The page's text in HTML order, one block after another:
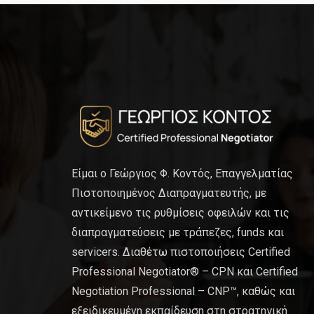
Είμαι ο Γεώργιος Φ. Κοντός, Επαγγελματίας
Πιστοποιημένος Διαπραγματευτής, με
αντικείμενο τις ρυθμίσεις οφειλών και τις
διαπραγματεύσεις με τράπεζες, funds και
servicers. Διαθέτω πιστοποιήσεις Certified
Professional Negotiator® – CPN και Certified
Negotiation Professional – CNP™, καθώς και
εξειδικευμένη εκπαίδευση στη στρατηγική